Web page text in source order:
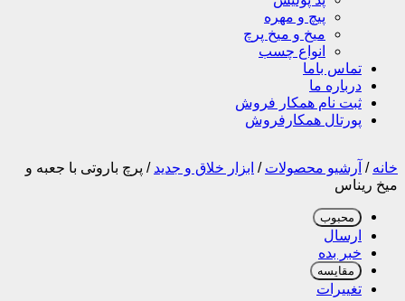
پیچ و مهره
میخ و میخ پرچ
انواع چسب
تماس باما
درباره ما
ثبت نام همکار فروش
پورتال همکارفروش
خانه / آرشیو محصولات / ابزار خلاق و جدید / پرچ باروتی با جعبه و
میخ ریناس
محبوب
ارسال
خبر بده
مقایسه
تغییرات